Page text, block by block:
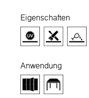
Eigenschaften
Anwendung